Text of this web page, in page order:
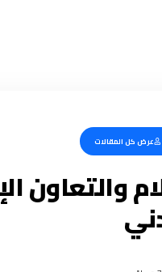
عرض كل المقالات
والتعاون